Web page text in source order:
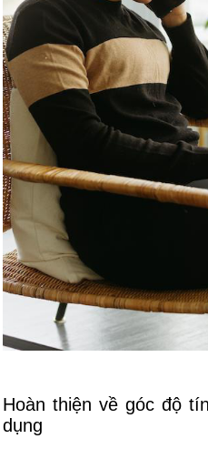
Hoàn thiện về góc độ
dụng